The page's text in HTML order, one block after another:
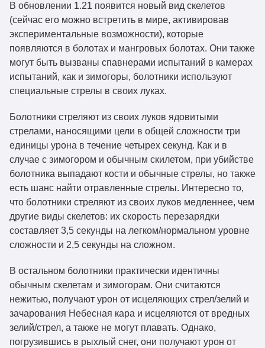
В обновлении 1.21 появится новый вид скелетов
(сейчас его можно встретить в мире, активировав
экспериментальные возможности), которые
появляются в болотах и мангровых болотах. Они также
могут быть вызваны спавнерами испытаний в камерах
испытаний, как и зимогоры, болотники используют
специальные стрелы в своих луках.
Болотники стреляют из своих луков ядовитыми
стрелами, наносящими цели в общей сложности три
единицы урона в течение четырех секунд. Как и в
случае с зимогором и обычным скилетом, при убийстве
болотника выпадают кости и обычные стрелы, но также
есть шанс найти отравленные стрелы. Интересно то,
что болотники стреляют из своих луков медленнее, чем
другие виды скелетов: их скорость перезарядки
составляет 3,5 секунды на легком/нормальном уровне
сложности и 2,5 секунды на сложном.
В остальном болотники практически идентичны
обычным скелетам и зимогорам. Они считаются
нежитью, получают урон от исцеляющих стрел/зелий и
зачарования Небесная кара и исцеляются от вредных
зелий/стрел, а также не могут плавать. Однако,
погрузившись в рыхлый снег, они получают урон от